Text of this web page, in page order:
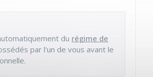
du régime de
par l'un de vous avant le